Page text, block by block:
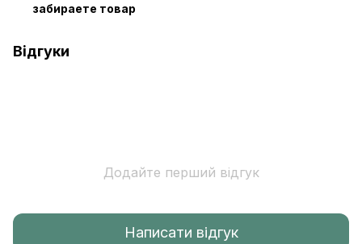
забираете товар
Відгуки
Додайте перший відгук
Написати відгук